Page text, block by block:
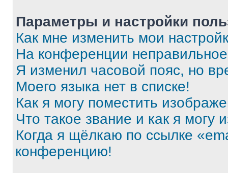
Параметры и настройки
Как мне изменить мои
На конференции
Я изменил часовой пояс, но
Моего языка нет в списке!
Как я могу поместить
Что такое звание и как я могу
Когда я щёлкаю по ссылке
конференцию!